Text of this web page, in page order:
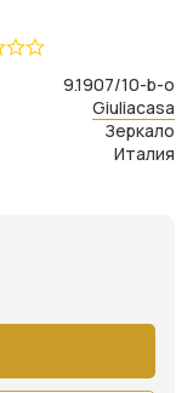
Giuliacasa
9.1907/10-b-o
Зеркало
Италия